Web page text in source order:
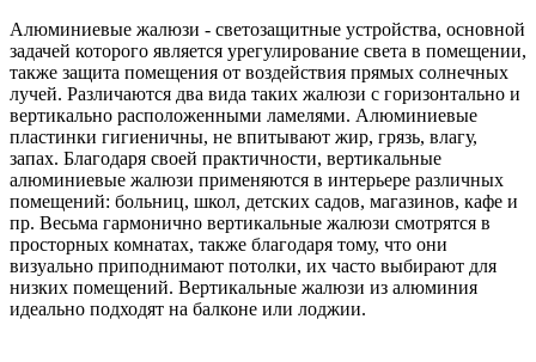
Алюминиевые жалюзи - светозащитные устройства, основной
задачей которого является урегулирование света в помещении,
также защита помещения от воздействия прямых солнечных
лучей. Различаются два вида таких жалюзи с горизонтально и
вертикально расположенными ламелями. Алюминиевые
пластинки гигиеничны, не впитывают жир, грязь, влагу,
запах. Благодаря своей практичности, вертикальные
алюминиевые жалюзи применяются в интерьере различных
помещений: больниц, школ, детских садов, магазинов, кафе и
пр. Весьма гармонично вертикальные жалюзи смотрятся в
просторных комнатах, также благодаря тому, что они
визуально приподнимают потолки, их часто выбирают для
низких помещений. Вертикальные жалюзи из алюминия
идеально подходят на балконе или лоджии.